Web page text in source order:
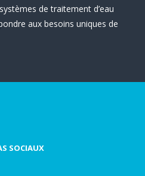
de traitement d’eau
aux besoins uniques de
SOCIAUX